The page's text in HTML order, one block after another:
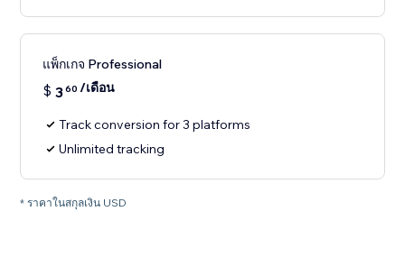
แพ็กเกจ Professional
$ 360 /เดือน
Track conversion for 3 platforms
Unlimited tracking
* ราคาในสกุลเงิน USD